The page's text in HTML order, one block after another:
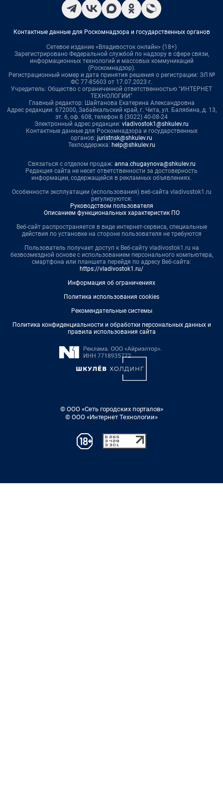
Контактные данные для Роскомнадзора и государственных органов
Сетевое издание «Владивосток онлайн» (18+)
Зарегистрировано Федеральной службой по надзору в сфере связи,
информационных технологий и массовых коммуникаций
(Роскомнадзор).
Регистрационный номер и дата принятия решения о регистрации: ЭЛ №
ФС 77-85603 от 17.07.2023 г.
Учредитель: Общество с ограниченной ответственностью "ИНТЕРНЕТ
ТЕХНОЛОГИИ"
Главный редактор: Шайтанова Екатерина Александровна
Адрес редакции: 672000, Забайкальский край, г. Чита, ул. Балябина, д. 13,
эт. 6, оф. 608, телефон 8 (3022) 40-08-24
Электронный адрес редакции: vladivostok1@shkulev.ru
Контактные данные для Роскомнадзора и государственных
органов: juristnsk@shkulev.ru
Техподдержка: help@shkulev.ru
Связаться с отделом продаж: anna.chugaynova@shkulev.ru
Редакция сайта не несет ответственности за достоверность
информации, содержащейся в рекламных объявлениях.
Особенности эксплуатации (использования) веб-сайта vladivostok1.ru
регулируются:
Руководством пользователя
Описанием функциональных характеристик ПО
Веб-сайт распространяется в виде интернет-сервиса, специальные
действия по установке на стороне пользователя не требуются
Пользователь получает доступ к Веб-сайту vladivostok1.ru на
безвозмездной основе с использованием персонального компьютера,
смартфона или планшета перейдя по адресу Веб-сайта:
https://vladivostok1.ru/
Информация об ограничениях
Политика использования cookies
Рекомендательные системы
Политика конфиденциальности и обработки персональных данных и
правила использования сайта
© ООО «Сеть городских порталов»
© ООО «Интернет Технологии»